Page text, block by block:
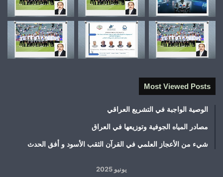
Most Viewed Posts
الوصية الواجبة في التشريع العراقي
مصادر المياه الجوفية وتوزيعها في العراق
شيء من الأعجاز العلمي في القرآن الثقب الأسود و أفق الحدث
يونيو 2025